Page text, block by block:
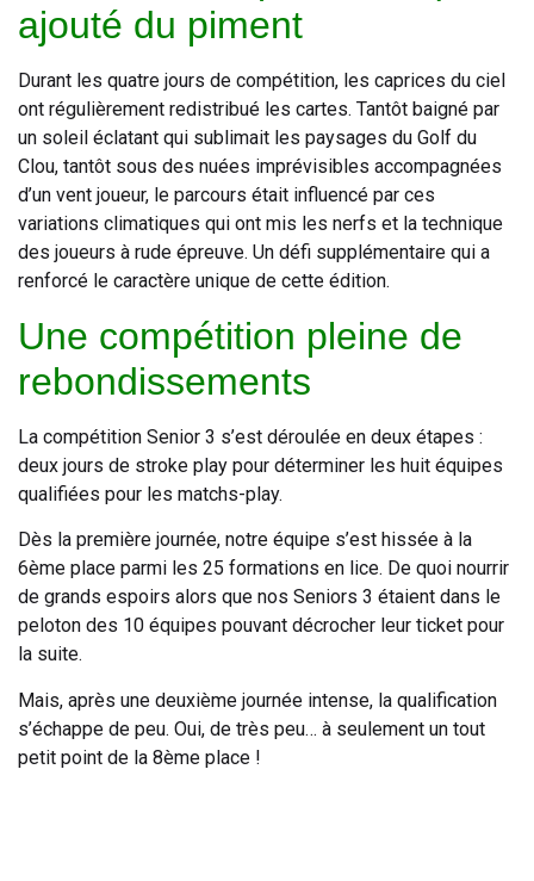
ajouté du piment
Durant les quatre jours de compétition, les caprices du ciel
ont régulièrement redistribué les cartes. Tantôt baigné par
un soleil éclatant qui sublimait les paysages du Golf du
Clou, tantôt sous des nuées imprévisibles accompagnées
d’un vent joueur, le parcours était influencé par ces
variations climatiques qui ont mis les nerfs et la technique
des joueurs à rude épreuve. Un défi supplémentaire qui a
renforcé le caractère unique de cette édition.
Une compétition pleine de
rebondissements
La compétition Senior 3 s’est déroulée en deux étapes :
deux jours de stroke play pour déterminer les huit équipes
qualifiées pour les matchs-play.
Dès la première journée, notre équipe s’est hissée à la
6ème place parmi les 25 formations en lice. De quoi nourrir
de grands espoirs alors que nos Seniors 3 étaient dans le
peloton des 10 équipes pouvant décrocher leur ticket pour
la suite.
Mais, après une deuxième journée intense, la qualification
s’échappe de peu. Oui, de très peu… à seulement un tout
petit point de la 8ème place !